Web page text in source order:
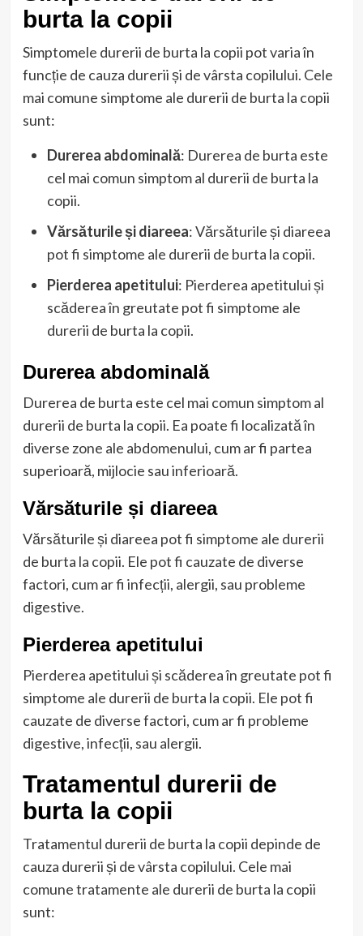
burta la copii
Simptomele durerii de burta la copii pot varia în
funcție de cauza durerii și de vârsta copilului. Cele
mai comune simptome ale durerii de burta la copii
sunt:
Durerea abdominală: Durerea de burta este
cel mai comun simptom al durerii de burta la
copii.
Vărsăturile și diareea: Vărsăturile și diareea
pot fi simptome ale durerii de burta la copii.
Pierderea apetitului: Pierderea apetitului și
scăderea în greutate pot fi simptome ale
durerii de burta la copii.
Durerea abdominală
Durerea de burta este cel mai comun simptom al
durerii de burta la copii. Ea poate fi localizată în
diverse zone ale abdomenului, cum ar fi partea
superioară, mijlocie sau inferioară.
Vărsăturile și diareea
Vărsăturile și diareea pot fi simptome ale durerii
de burta la copii. Ele pot fi cauzate de diverse
factori, cum ar fi infecții, alergii, sau probleme
digestive.
Pierderea apetitului
Pierderea apetitului și scăderea în greutate pot fi
simptome ale durerii de burta la copii. Ele pot fi
cauzate de diverse factori, cum ar fi probleme
digestive, infecții, sau alergii.
Tratamentul durerii de
burta la copii
Tratamentul durerii de burta la copii depinde de
cauza durerii și de vârsta copilului. Cele mai
comune tratamente ale durerii de burta la copii
sunt: